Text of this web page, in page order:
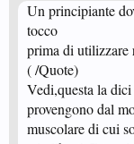
Un principiante
tocco
prima di utilizzare
( /Quote)
Vedi,questa la
provengono dal
muscolare di cui